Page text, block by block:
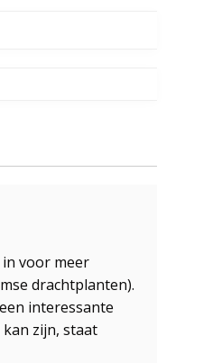
voor meer
drachtplanten).
interessante
zijn, staat